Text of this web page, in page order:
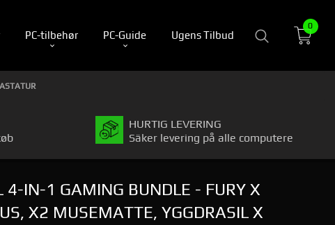
PC-tilbehør PC-Guide Ugens Tilbud
0
HURTIG LEVERING
Säker levering på alle computere
4-IN-1 GAMING BUNDLE - FURY X
X2 MUSEMATTE, YGGDRASIL X